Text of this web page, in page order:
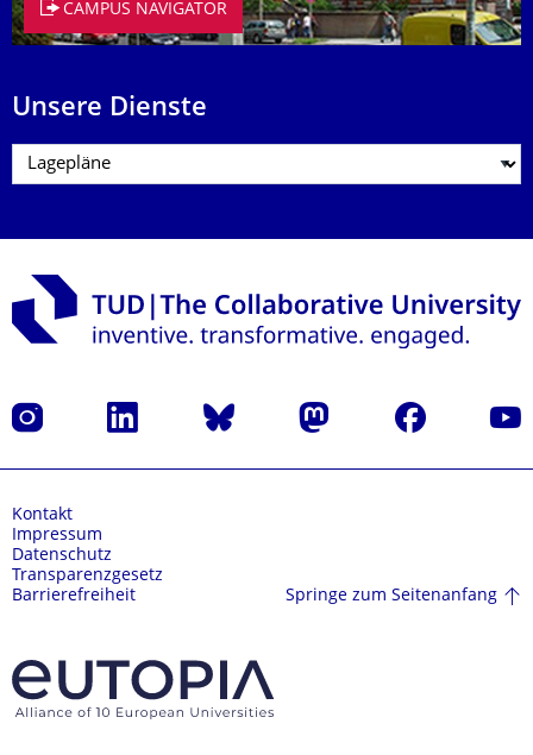
CAMPUS NAVIGATOR
Unsere Dienste
Instagram LinkedIn Bluesky Mastodon Facebook
Kontakt
Impressum
Datenschutz
Transparenzgesetz
Barrierefreiheit
Springe zum Seitenanfang